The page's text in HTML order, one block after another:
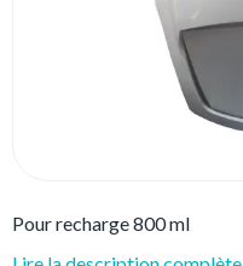
Pour recharge 800 ml